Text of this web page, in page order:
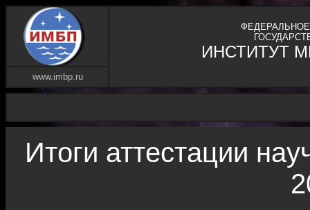
ИНСТИТУТ
www.imbp.ru
Итоги аттестации